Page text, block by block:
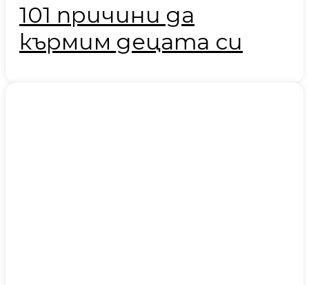
101 причини да
кърмим децата си